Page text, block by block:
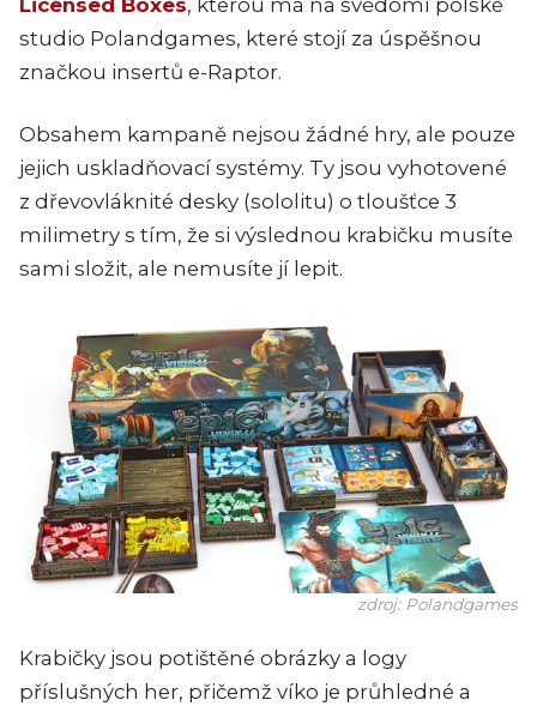
studio Polandgames, které stojí za úspěšnou
značkou insertů e-Raptor.
Obsahem kampaně nejsou žádné hry, ale pouze
jejich uskladňovací systémy. Ty jsou vyhotovené
z dřevovláknité desky (sololitu) o tloušťce 3
milimetry s tím, že si výslednou krabičku musíte
sami složit, ale nemusíte jí lepit.
zdroj: Polandgames
Krabičky jsou potištěné obrázky a logy
příslušných her, přičemž víko je průhledné a